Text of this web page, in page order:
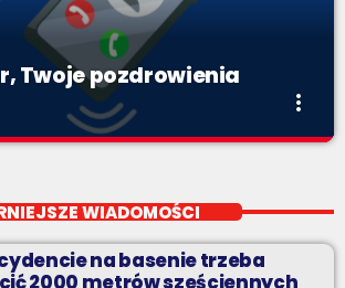
Twoje pozdrowienia
more_vert
jedną z dwóch muzycznych
bliskich na żywo w Radiu BIELSKO.
WIADOMOŚCI
na basenie trzeba
2000 metrów sześciennych